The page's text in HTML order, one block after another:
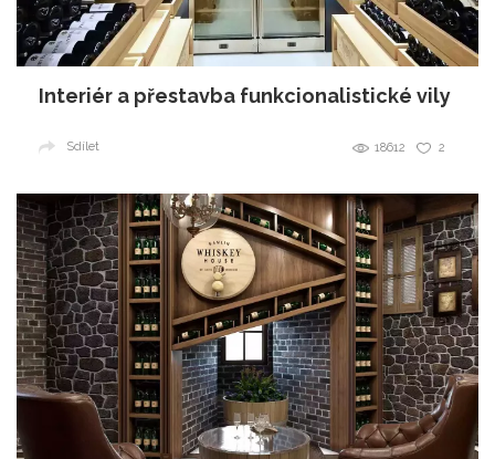
Interiér a přestavba funkcionalistické vily
2
18612
Sdílet